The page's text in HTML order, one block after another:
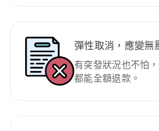
彈性取消，應變無
有突發狀況也不怕
都能全額退款。